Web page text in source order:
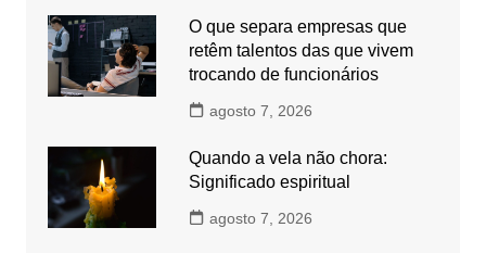
O que separa empresas que
retêm talentos das que vivem
trocando de funcionários
agosto 7, 2026
Quando a vela não chora:
Significado espiritual
agosto 7, 2026